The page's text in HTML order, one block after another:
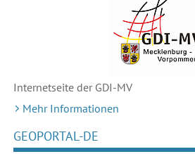
Internetseite der GDI-MV
Mehr Informationen
GEOPORTAL-DE